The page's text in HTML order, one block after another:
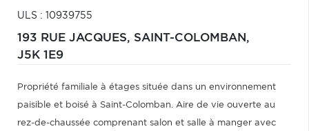
ULS : 10939755
193 RUE JACQUES, SAINT-COLOMBAN,
J5K 1E9
Propriété familiale à étages située dans un environnement
paisible et boisé à Saint-Colomban. Aire de vie ouverte au
rez-de-chaussée comprenant salon et salle à manger avec